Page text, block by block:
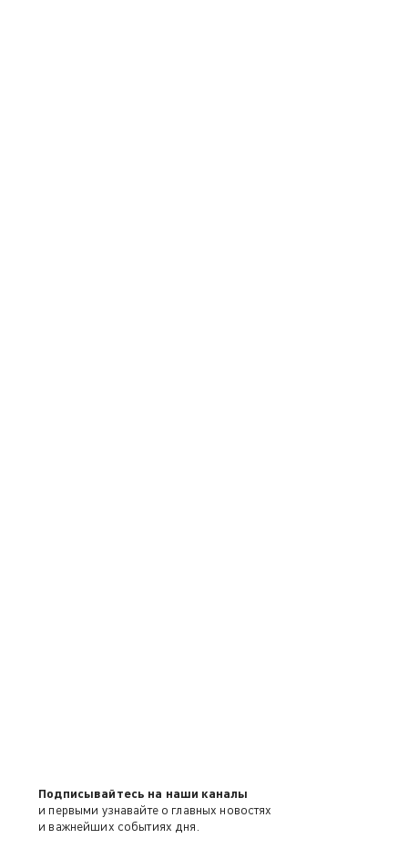
Подписывайтесь на наши каналы
и первыми узнавайте о главных новостях
и важнейших событиях дня.